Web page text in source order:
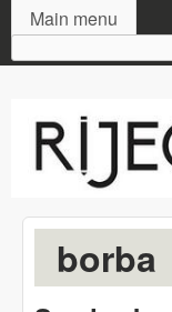
MAIN MENU
Main menu
Search
borba